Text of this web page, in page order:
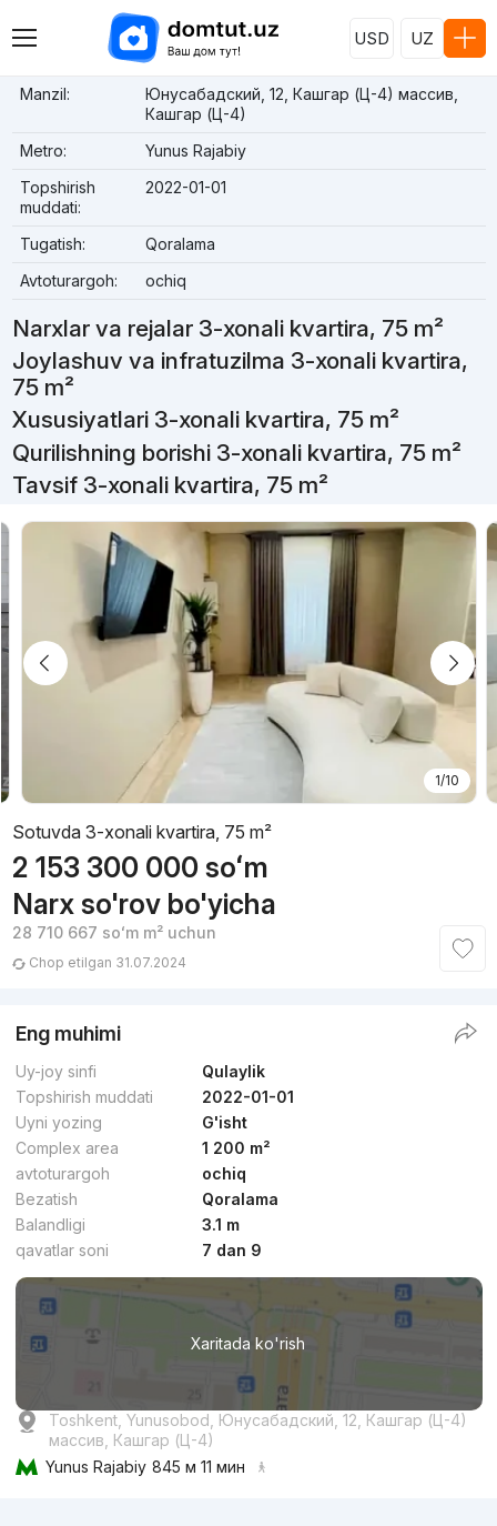
USD UZ
Manzil:
Юнусабадский, 12, Кашгар (Ц-4) массив,
Кашгар (Ц-4)
Metro:
Yunus Rajabiy
Topshirish
muddati:
2022-01-01
Tugatish:
Qoralama
Avtoturargoh:
ochiq
Narxlar va rejalar 3-xonali kvartira, 75 m²
Joylashuv va infratuzilma 3-xonali kvartira,
75 m²
Xususiyatlari 3-xonali kvartira, 75 m²
Qurilishning borishi 3-xonali kvartira, 75 m²
Tavsif 3-xonali kvartira, 75 m²
1/10
Sotuvda 3-xonali kvartira, 75 m²
2 153 300 000 soʻm
Narx so'rov bo'yicha
28 710 667 soʻmm² uchun
Chop etilgan 31.07.2024
Eng muhimi
Uy-joy sinfi
Qulaylik
Topshirish muddati
2022-01-01
Uyni yozing
G'isht
Complex area
1 200 m²
avtoturargoh
ochiq
Bezatish
Qoralama
Balandligi
3.1 m
qavatlar soni
7 dan 9
Xaritada ko'rish
Toshkent, Yunusobod, Юнусабадский, 12, Кашгар (Ц-4)
массив, Кашгар (Ц-4)
Yunus Rajabiy 845 м 11 мин